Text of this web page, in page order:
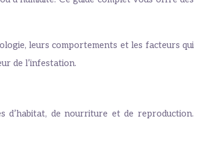
leurs comportements et les facteurs qui
de l’infestation.
d’habitat, de nourriture et de reproduction.